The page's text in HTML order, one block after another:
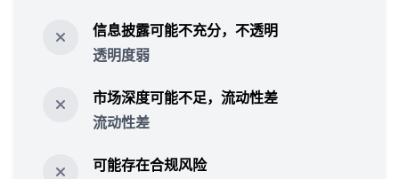
信息披露可能不充分，不透明
透明度弱
市场深度可能不足，流动性差
流动性差
可能存在合规风险